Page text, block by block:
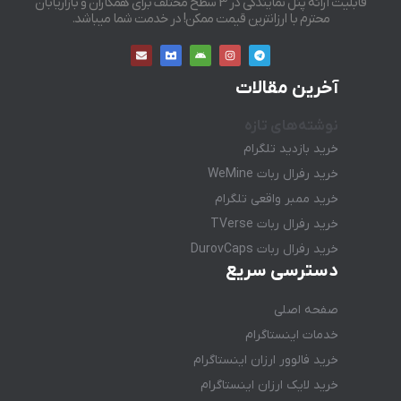
محترم با ارزانترین قیمت ممکن! در خدمت شما میباشد.
آخرین مقالات
خرید بازدید تلگرام
خرید رفرال ربات WeMine
خرید ممبر واقعی تلگرام
خرید رفرال ربات TVerse
خرید رفرال ربات DurovCaps
دسترسی سریع
صفحه اصلی
خدمات اینستاگرام
خرید فالوور ارزان اینستاگرام
خرید لایک ارزان اینستاگرام